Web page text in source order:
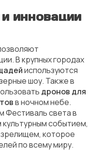
инновации
В крупных городах
используются
шоу. Также в
дронов для
в ночном небе.
Фестиваль света в
культурным событием,
которое
по всему миру.